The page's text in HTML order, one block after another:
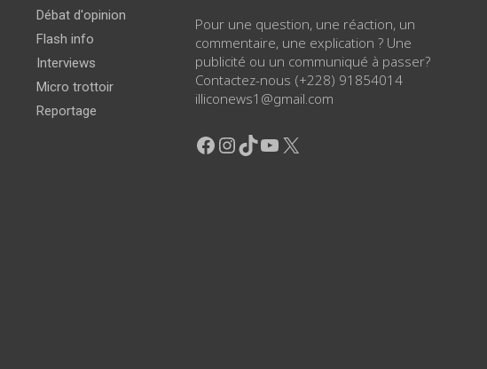
Débat d'opinion
Flash info
Interviews
Micro trottoir
Reportage
Pour une question, une réaction, un
commentaire, une explication ? Une
publicité ou un communiqué à passer?
Contactez-nous (+228) 91854014
illiconews1@gmail.com
Facebook
Instagram
TikTok
YouTube
X